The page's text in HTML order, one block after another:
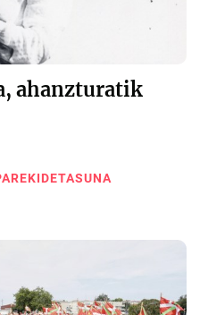
ahanzturatik